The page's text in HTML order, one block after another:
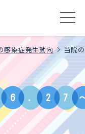
感染症発生動向> 当院
6 . 2 7